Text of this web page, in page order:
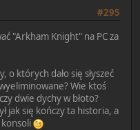
#295
"Arkham Knight" na PC za
o których dało się słyszeć
Wie ktoś
dwie dychy w błoto?
jak się kończy ta historia, a